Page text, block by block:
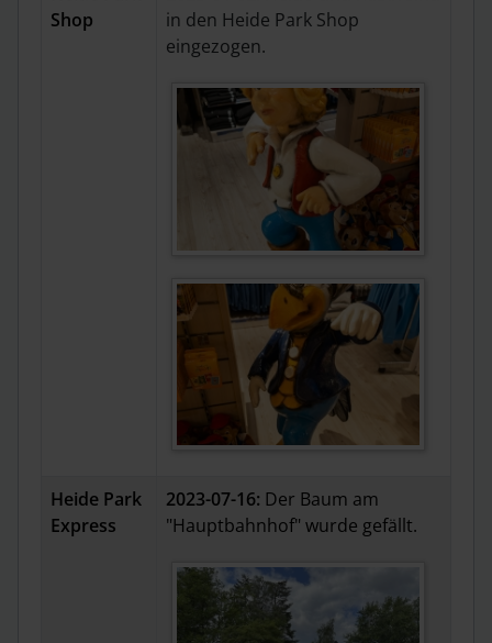
Shop
in den Heide Park Shop
eingezogen.
Heide Park
Express
2023-07-16: Der Baum am
"Hauptbahnhof" wurde gefällt.